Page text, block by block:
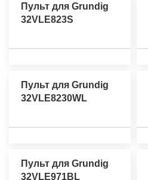
Пульт для Grundig
32VLE823S
Пульт для Grundig
32VLE8230WL
Пульт для Grundig
32VLE971BL